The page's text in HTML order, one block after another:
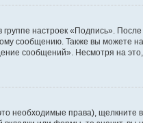
настроек «Подпись».
сообщению. Также вы можете
сообщений». Несмотря на
необходимые права), щелкните